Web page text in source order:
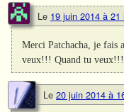
Le 19 juin 2014 à
Merci Patchacha, je fais
veux!!! Quand tu
Le 20 juin 2014 à